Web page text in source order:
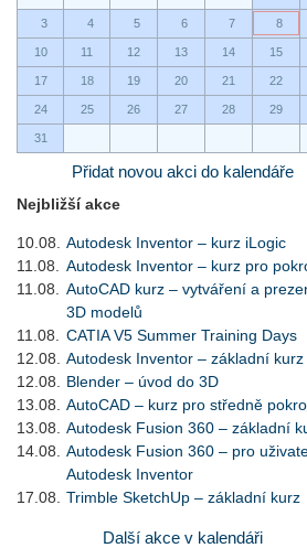
3 4 5 6 7 8
10 11 12 13 14 15
17 18 19 20 21 22
24 25 26 27 28 29
31
Přidat novou akci do kalendáře
Nejbližší akce
10.08.
Autodesk Inventor – kurz iLogic
11.08.
Autodesk Inventor – kurz pro
11.08.
AutoCAD kurz – vytváření a
3D modelů
11.08.
CATIA V5 Summer Training Days
12.08.
Autodesk Inventor – základní kurz
12.08.
Blender – úvod do 3D
13.08.
AutoCAD – kurz pro středně
13.08.
Autodesk Fusion 360 – základní
14.08.
Autodesk Fusion 360 – pro
Autodesk Inventor
17.08.
Trimble SketchUp – základní kurz
Další akce v kalendáři